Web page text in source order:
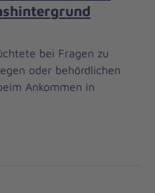
bei Fragen zu
oder behördlichen
Ankommen in